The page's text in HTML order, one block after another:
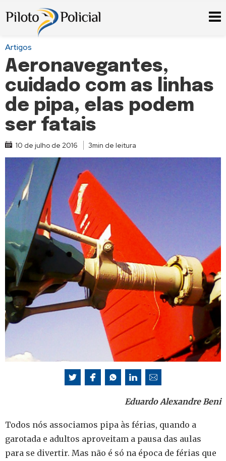
Artigos
Aeronavegantes,
cuidado com as linhas
de pipa, elas podem
ser fatais
10 de julho de 2016 3min de leitura
Eduardo Alexandre Beni
Todos nós associamos pipa às férias, quando a
garotada e adultos aproveitam a pausa das aulas
para se divertir. Mas não é só na época de férias que